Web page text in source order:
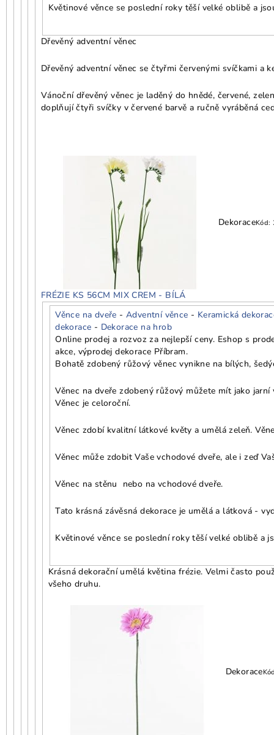
Květinové věnce se poslední roky těší velké oblibě a
Dřevěný adventní věnec
Dřevěný adventní věnec se čtyřmi červenými svíčkami a
Vánoční dřevěný věnec je laděný do hnědé, červené,
doplňují čtyři svíčky v červené barvě a ručně vyráběná
DekoraceKód:
FRÉZIE KS 56CM MIX CREM - BÍLÁ
Věnce na dveře -Adventní věnce - Keramická
dekorace - Dekorace na hrob
Online prodej a rozvoz za nejlepší ceny. Eshop s
akce, výprodej dekorace Příbram.
Bohatě zdobený růžový věnec vynikne na bílých,
Věnec na dveře zdobený růžový můžete mít jako
Věnec je celoroční.
Věnec zdobí kvalitní látkové květy a umělá zeleň.
Věnec může zdobit Vaše vchodové dveře, ale i zeď
Věnec na stěnu nebo na vchodové dveře.
Tato krásná závěsná dekorace je umělá a látková -
Květinové věnce se poslední roky těší velké oblibě a
Krásná dekorační umělá květina frézie. Velmi často
všeho druhu.
Dekorace